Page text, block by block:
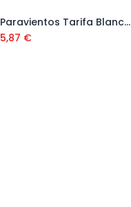
Añadir al carrito
Paravientos Tarifa Blanco 6x15x70 cm
5,87 €